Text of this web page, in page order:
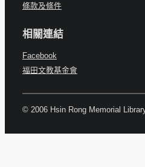
條款及條件
相關連結
Facebook
福田文教基金會
© 2006 Hsin Rong Memorial